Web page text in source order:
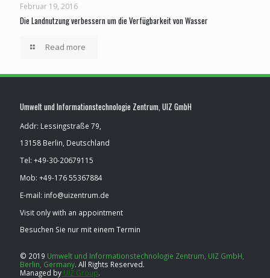
Februar 19, 2016
Die Landnutzung verbessern um die Verfügbarkeit von Wasser
Read more
Umwelt und Informationstechnologie Zentrum, UIZ GmbH
Addr: Lessingstraße 79,
13158 Berlin, Deutschland
Tel: ​+49-30-20679115
Mob: ​+49-176 55367884
E-mail: info@uizentrum.de
Visit only with an appointment
Besuchen Sie nur mit einem Termin
© 2019 Umwelt und Informationstechnologie Zentrum, UIZ GmbH,
Berlin, Germany. All Rights Reserved.
Managed by UIZ Group.